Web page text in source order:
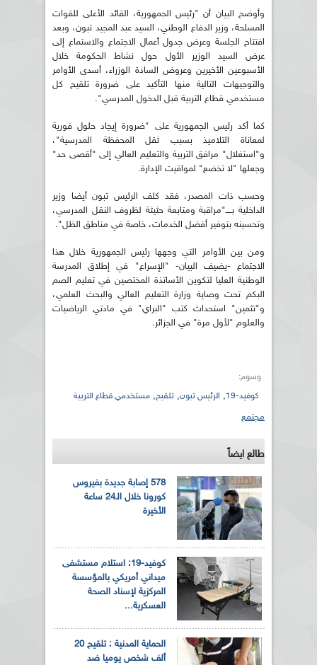
وأوضح البيان أن "رئيس الجمهورية، القائد الأعلى للقوات
المسلحة، وزير الدفاع الوطني، السيد عبد المجيد تبون، وبعد
افتتاح الجلسة وعرض جدول أعمال الاجتماع والاستماع إلى
عرض السيد الوزير الأول حول نشاط الحكومة خلال
الأسبوعين الأخيرين وعروض السادة الوزراء، أسدى الأوامر
والتوجيهات التالية منها التأكيد على ضرورة تلقيح كل
مستخدمي قطاع التربية قبل الدخول المدرسي".
كما أكد رئيس الجمهورية على "ضرورة إيجاد حلول فورية
لمعاناة التلاميذ بسبب ثقل المحفظة المدرسية"،
و"استغلال" مرافق التربية والتعليم العالي إلى "أقصى حد"
وجعلها "لا تخضع" لمواقيت الإدارة.
وحسب ذات المصدر، فقد كلف الرئيس تبون أيضا وزير
الداخلية بــــ"مراقبة ومتابعة حثيثة لظروف النقل المدرسي،
وتحسينه بتوفير أفضل الخدمات، خاصة في مناطق الظل".
ومن بين الأوامر التي وجهها رئيس الجمهورية خلال هذا
الاجتماع -يضيف البيان- "الإسراع" في إطلاق المدرسة
الوطنية العليا لتكوين الأساتذة المختصين في تعليم الصم
البكم تحت وصاية وزارة التعليم العالي والبحث العلمي،
و"تثمين" استحداث كتب "البراي" في مادتي الرياضيات
والعلوم "لأول مرة" في الجزائر.
وسوم:
كوفيد-19
, الرئيس تبون, تلقيح, مستخدمي قطاع التربية
مجتمع
طالع ايضاً
578 إصابة جديدة بفيروس
كورونا خلال الـ24 ساعة
الأخيرة
كوفيد-19: استلام مستشفى
ميداني أمريكي بالمؤسسة
المركزية لإسناد الصحة
العسكرية...
الحماية المدنية : تلقيح 20
ألف شخص يوميا ضد